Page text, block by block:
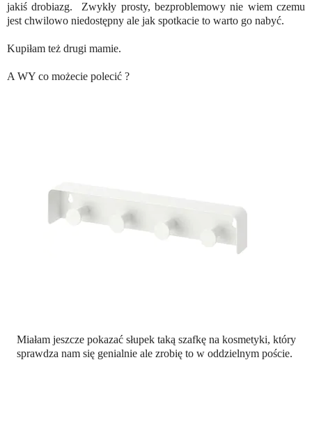
jakiś drobiazg. Zwykły prosty, bezproblemowy nie wiem czemu
jest chwilowo niedostępny ale jak spotkacie to warto go nabyć.
Kupiłam też drugi mamie.
A WY co możecie polecić ?
Miałam jeszcze pokazać słupek taką szafkę na kosmetyki, który
sprawdza nam się genialnie ale zrobię to w oddzielnym poście.